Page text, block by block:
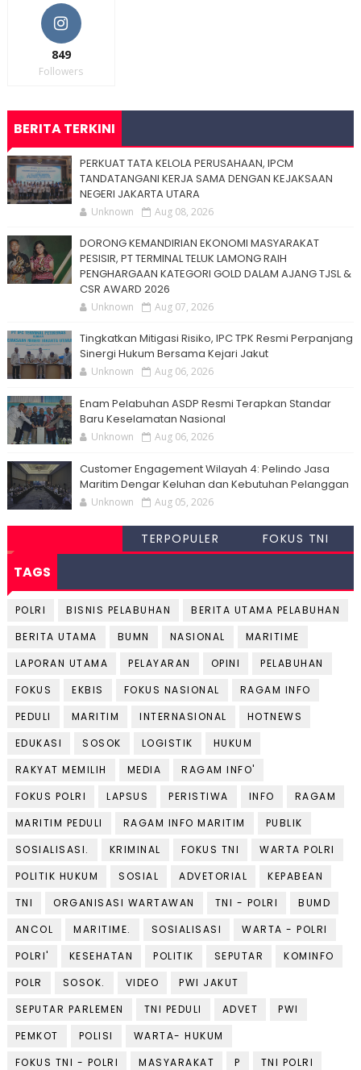
849
Followers
BERITA TERKINI
PERKUAT TATA KELOLA PERUSAHAAN, IPCM
TANDATANGANI KERJA SAMA DENGAN KEJAKSAAN
NEGERI JAKARTA UTARA
Unknown Aug 08, 2026
DORONG KEMANDIRIAN EKONOMI MASYARAKAT
PESISIR, PT TERMINAL TELUK LAMONG RAIH
PENGHARGAAN KATEGORI GOLD DALAM AJANG TJSL &
CSR AWARD 2026
Unknown Aug 07, 2026
Tingkatkan Mitigasi Risiko, IPC TPK Resmi Perpanjang
Sinergi Hukum Bersama Kejari Jakut
Unknown Aug 06, 2026
Enam Pelabuhan ASDP Resmi Terapkan Standar
Baru Keselamatan Nasional
Unknown Aug 06, 2026
Customer Engagement Wilayah 4: Pelindo Jasa
Maritim Dengar Keluhan dan Kebutuhan Pelanggan
Unknown Aug 05, 2026
TERPOPULER FOKUS TNI
TAGS
POLRI BISNIS PELABUHAN
BERITA UTAMA PELABUHAN
BERITA UTAMA
BUMN NASIONAL
MARITIME
LAPORAN UTAMA
PELAYARAN OPINI
PELABUHAN
FOKUS
EKBIS FOKUS NASIONAL
RAGAM INFO
PEDULI
MARITIM INTERNASIONAL
HOTNEWS
EDUKASI
SOSOK LOGISTIK
HUKUM
RAKYAT MEMILIH
MEDIA
RAGAM INFO'
FOKUS POLRI
LAPSUS PERISTIWA INFO
RAGAM
MARITIM PEDULI
RAGAM INFO MARITIM
PUBLIK
SOSIALISASI.
KRIMINAL FOKUS TNI
WARTA POLRI
POLITIK HUKUM
SOSIAL ADVETORIAL
KEPABEAN
TNI
ORGANISASI WARTAWAN TNI - POLRI
BUMD
ANCOL
MARITIME. SOSIALISASI
WARTA - POLRI
POLRI'
KESEHATAN POLITIK SEPUTAR
KOMINFO
POLR
SOSOK. VIDEO
PWI JAKUT
SEPUTAR PARLEMEN
TNI PEDULI ADVET
PWI
PEMKOT
POLISI
WARTA- HUKUM
FOKUS TNI - POLRI
MASYARAKAT P
TNI POLRI